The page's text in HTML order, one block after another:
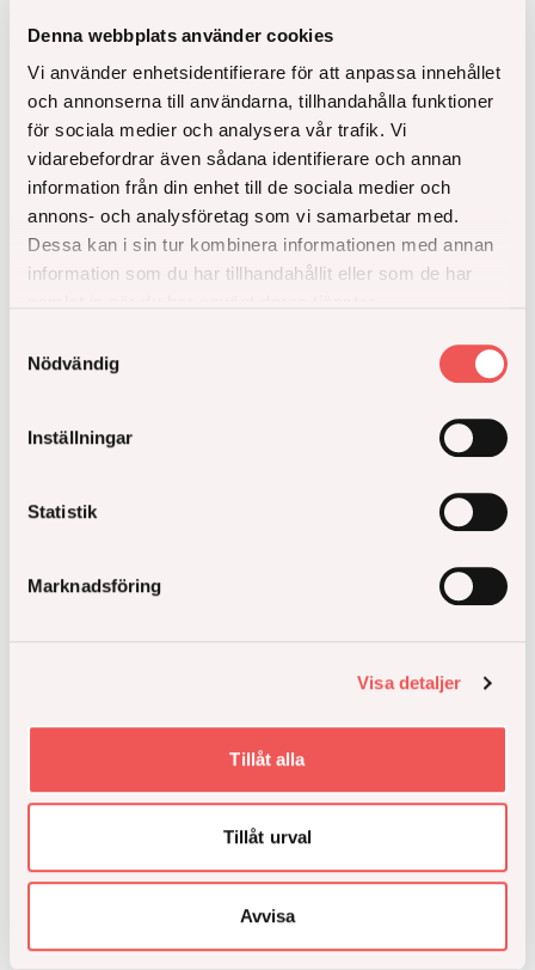
Denna webbplats använder cookies
Vi använder enhetsidentifierare för att anpassa innehållet
och annonserna till användarna, tillhandahålla funktioner
för sociala medier och analysera vår trafik. Vi
vidarebefordrar även sådana identifierare och annan
information från din enhet till de sociala medier och
annons- och analysföretag som vi samarbetar med.
Dessa kan i sin tur kombinera informationen med annan
information som du har tillhandahållit eller som de har
Nödvändig
Inställningar
Statistik
Marknadsföring
Visa detaljer
Tillåt alla
Tillåt urval
Avvisa
Håll mig uppdaterad
Så håller du lägenheten sval under